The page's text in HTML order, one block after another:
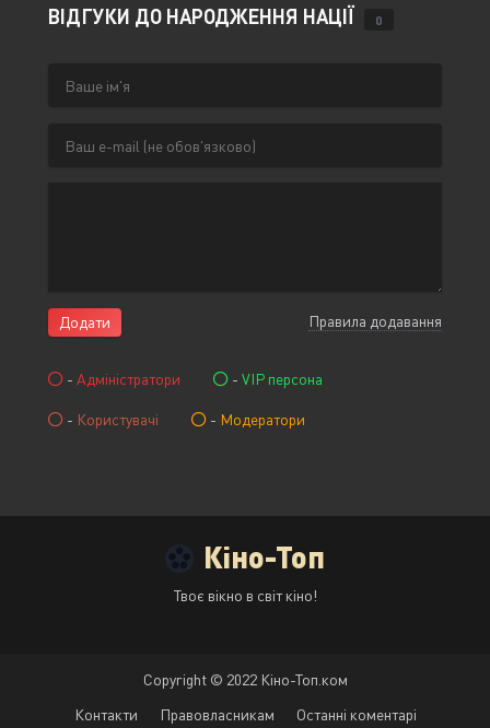
ВІДГУКИ ДО НАРОДЖЕННЯ НАЦІЇ 0
Додати Правила додавання
- Адміністратори - VIP персона
- Користувачі - Модератори
Кіно-Топ
Твоє вікно в світ кіно!
Copyright © 2022 Кіно-Топ.ком
Контакти
Правовласникам Останні коментарі